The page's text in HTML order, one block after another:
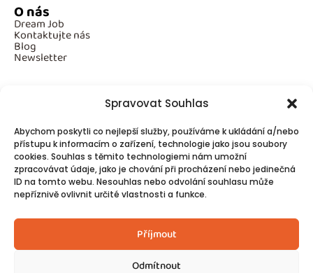
Spravovat Souhlas
Abychom poskytli co nejlepší služby, používáme k ukládání a/nebo
přístupu k informacím o zařízení, technologie jako jsou soubory
cookies. Souhlas s těmito technologiemi nám umožní
zpracovávat údaje, jako je chování při procházení nebo jedinečná
ID na tomto webu. Nesouhlas nebo odvolání souhlasu může
nepříznivě ovlivnit určité vlastnosti a funkce.
Příjmout
Odmítnout
O nás
Dream Job
Kontaktujte nás
Blog
Newsletter
Povinné informace
GDPR
Cookies
Spojte se s námi!